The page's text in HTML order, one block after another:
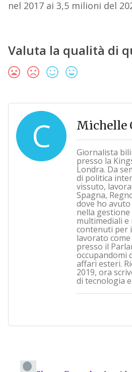
nel 2017 ai 3,5 milioni del
Valuta la qualità di
C Michelle
Giornalista
presso la
Londra. Da
di politica
vissuto,
Spagna,
dove ho
nella
multimediali e
contenuti per
lavorato
presso il
occupandomi
affari esteri.
2019, ora
di tecnologia